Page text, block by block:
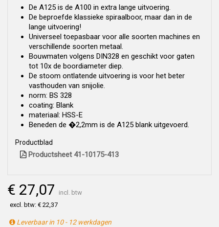
De A125 is de A100 in extra lange uitvoering.
De beproefde klassieke spiraalboor, maar dan in de
lange uitvoering!
Universeel toepasbaar voor alle soorten machines en
verschillende soorten metaal.
Bouwmaten volgens DIN328 en geschikt voor gaten
tot 10x de boordiameter diep.
De stoom ontlatende uitvoering is voor het beter
vasthouden van snijolie.
norm: BS 328
coating: Blank
materiaal: HSS-E
Beneden de �2,2mm is de A125 blank uitgevoerd.
Productblad
Productsheet 41-10175-413
€ 27,07
incl. btw
excl. btw: € 22,37
Leverbaar in 10 - 12 werkdagen